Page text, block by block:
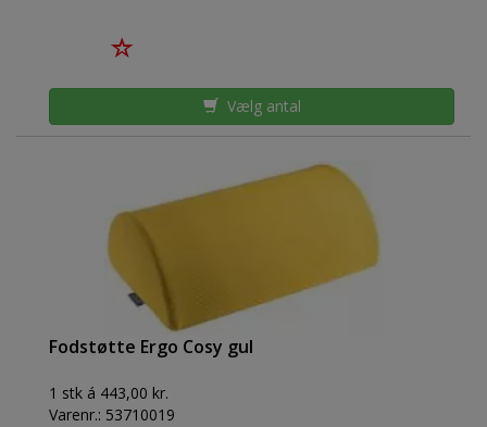
Vælg antal
Fodstøtte Ergo Cosy gul
1 stk á 443,00 kr.
Varenr.: 53710019